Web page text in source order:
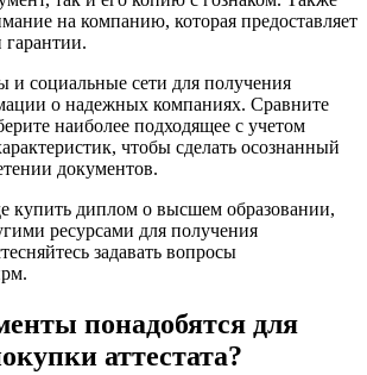
на компанию, которая предоставляет
гарантии.
и социальные сети для получения
о надежных компаниях. Сравните
наиболее подходящее с учетом
чтобы сделать осознанный
документов.
купить диплом о высшем образовании,
ресурсами для получения
задавать вопросы
понадобятся для
аттестата?